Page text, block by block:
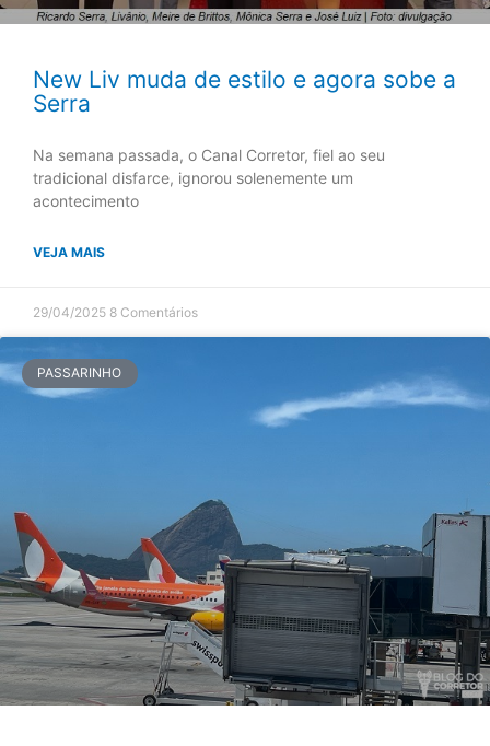
New Liv muda de estilo e agora sobe a
Serra
Na semana passada, o Canal Corretor, fiel ao seu
tradicional disfarce, ignorou solenemente um
acontecimento
VEJA MAIS
29/04/2025 8 Comentários
PASSARINHO